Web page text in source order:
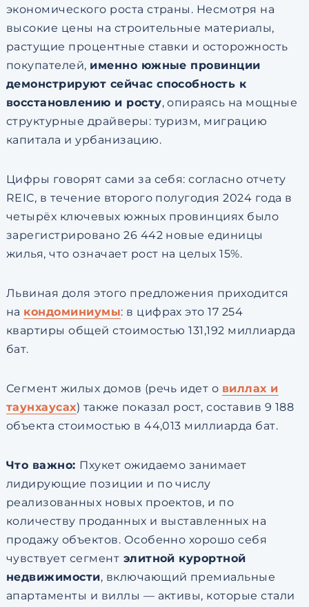
экономического роста страны. Несмотря на
высокие цены на строительные материалы,
растущие процентные ставки и осторожность
покупателей, именно южные провинции
демонстрируют сейчас способность к
восстановлению и росту, опираясь на мощные
структурные драйверы: туризм, миграцию
капитала и урбанизацию.
Цифры говорят сами за себя: согласно отчету
REIC, в течение второго полугодия 2024 года в
четырёх ключевых южных провинциях было
зарегистрировано 26 442 новые единицы
жилья, что означает рост на целых 15%.
Львиная доля этого предложения приходится
на кондоминиумы: в цифрах это 17 254
квартиры общей стоимостью 131,192 миллиарда
бат.
Сегмент жилых домов (речь идет о виллах и
таунхаусах) также показал рост, составив 9 188
объекта стоимостью в 44,013 миллиарда бат.
Что важно: Пхукет ожидаемо занимает
лидирующие позиции и по числу
реализованных новых проектов, и по
количеству проданных и выставленных на
продажу объектов. Особенно хорошо себя
чувствует сегмент элитной курортной
недвижимости, включающий премиальные
апартаменты и виллы — активы, которые стали